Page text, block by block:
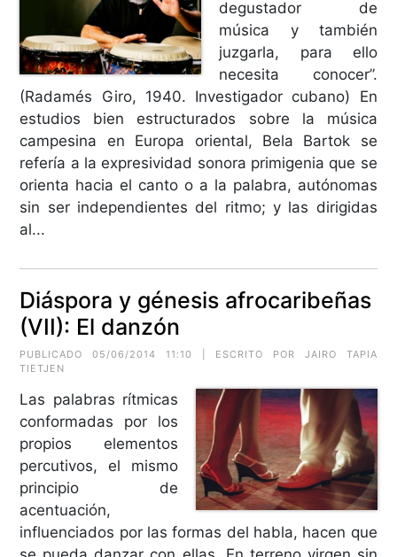
degustador de
música y también
juzgarla, para ello
necesita conocer”.
(Radamés Giro, 1940. Investigador cubano) En
estudios bien estructurados sobre la música
campesina en Europa oriental, Bela Bartok se
refería a la expresividad sonora primigenia que se
orienta hacia el canto o a la palabra, autónomas
sin ser independientes del ritmo; y las dirigidas
al...
Diáspora y génesis afrocaribeñas
(VII): El danzón
PUBLICADO 05/06/2014 11:10 | ESCRITO POR JAIRO TAPIA
TIETJEN
Las palabras rítmicas
conformadas por los
propios elementos
percutivos, el mismo
principio de
acentuación,
influenciados por las formas del habla, hacen que